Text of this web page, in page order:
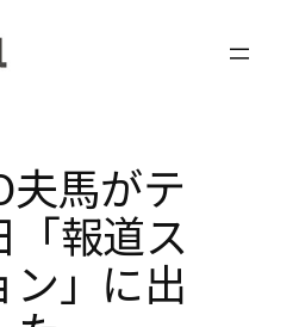
夫馬がテ
「報道ス
ン」に出